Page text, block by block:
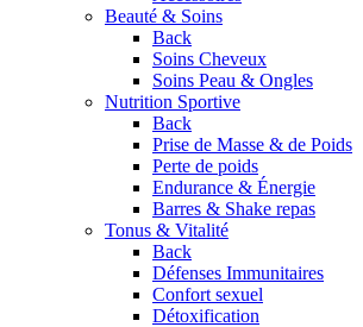
Beauté & Soins
Back
Soins Cheveux
Soins Peau & Ongles
Nutrition Sportive
Back
Prise de Masse & de Poids
Perte de poids
Endurance & Énergie
Barres & Shake repas
Tonus & Vitalité
Back
Défenses Immunitaires
Confort sexuel
Détoxification